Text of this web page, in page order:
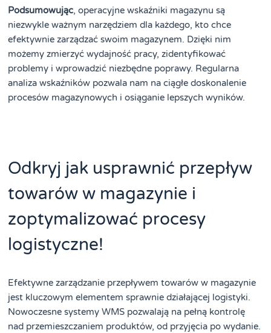
Podsumowując, operacyjne wskaźniki magazynu są
niezwykle ważnym narzędziem dla każdego, kto chce
efektywnie zarządzać swoim magazynem. Dzięki nim
możemy zmierzyć wydajność pracy, zidentyfikować
problemy i wprowadzić niezbędne poprawy. Regularna
analiza wskaźników pozwala nam na ciągłe doskonalenie
procesów magazynowych i osiąganie lepszych wyników.
Odkryj jak usprawnić przepływ
towarów w magazynie i
zoptymalizować procesy
logistyczne!
Efektywne zarządzanie przepływem towarów w magazynie
jest kluczowym elementem sprawnie działającej logistyki.
Nowoczesne systemy WMS pozwalają na pełną kontrolę
nad przemieszczaniem produktów, od przyjęcia po wydanie.